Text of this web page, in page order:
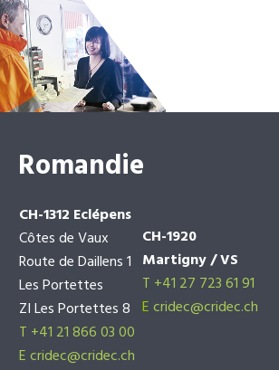
Romandie
CH-1312 Eclépens
Côtes de Vaux
Route de Daillens 1
Les Portettes
ZI Les Portettes 8
T +41 21 866 03 00
Ecridec@cridec.ch
CH-1920
Martigny / VS
T +41 27 723 61 91
Ecridec@cridec.ch